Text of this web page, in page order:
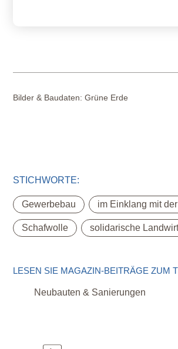
Bilder & Baudaten: Grüne Erde
STICHWORTE:
Gewerbebau , im Einklang mit
Schafwolle , solidarische
LESEN SIE MAGAZIN-BEITRÄGE ZUM
Neubauten & Sanierungen